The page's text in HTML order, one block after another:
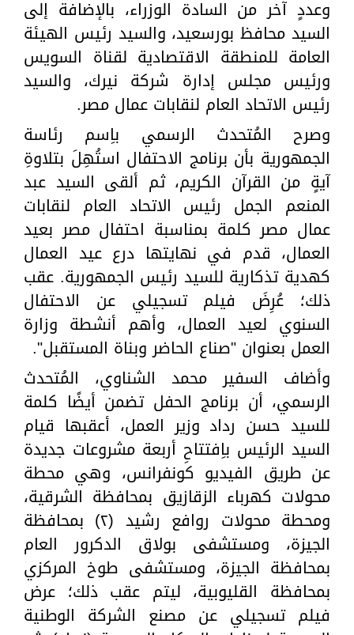
وعددٍ آخر من السادة الوزراء، بالإضافة إلى
السيد محافظ بورسعيد، والسيد رئيس الهيئة
العامة للمنطقة الاقتصادية لقناة السويس
ورئيس مجلس إدارة شركة نيرك، والسيد
رئيس الاتحاد العام لنقابات عمال مصر.
وصرح المُتحدث الرسمي باِسم رئاسة
الجمهورية بأن برنامج الاحتفال استُهِلَ بتلاوةِ
آيةٍ من القرآن الكريم، ثم ألقى السيد عبد
المنعم الجمل رئيس الاتحاد العام لنقابات
عمال مصر كلمة بمناسبة احتفال مصر بعيد
العمال، قدم في نهايتها درع عيد العمال
كهدية تذكارية للسيد رئيس الجمهورية. عقب
ذلك؛ عُرِضَ فيلم تسجيلي عن الاحتفال
السنوي لعيد العمال، وأهم أنشطة وزارة
العمل بعنوان "صناع الحاضر وبناة المستقبل".
وأضاف السفير محمد الشناوي، المُتحدث
الرسمي، أن برنامج الحفل تضمن أيضًا كلمة
للسيد حسن رداد وزير العمل، أعقبها قيام
السيد الرئيس باِفتتاحِ أربعة مشروعات جديدة
عن طريق الفيديو كونفرانس، وهي محطة
محولات كهرباء الزقازيق بمحافظة الشرقية،
ومحطة محولات روافع رشيد (٢) بمحافظة
الجيزة، ومستشفى بولاق الدكرور العام
بمحافظة الجيزة، ومستشفى طوخ المركزي
بمحافظة القليوبية، ليتم عقب ذلك؛ عرض
فيلم تسجيلي عن مصنع الشركة الوطنية